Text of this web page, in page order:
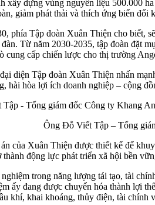
xây dựng vùng nguyên liệu 500.000
giảm phát thải và thích ứng biến đổi
phía Tập đoàn Xuân Thiện cho biết,
Từ năm 2030-2035, tập đoàn đặt
cung cấp chiến lược cho thị trường
diện Tập đoàn Xuân Thiện nhấn
hài hòa lợi ích doanh nghiệp – cộng
Ông Đỗ Viết Tập – Tổng
của Xuân Thiện được thiết kế để
thành động lực phát triển xã hội bền
trong năng lượng tái tạo, tài
ấy đang được chuyển hóa thành lợi
khí, khai khoáng, thủy điện, tài chính